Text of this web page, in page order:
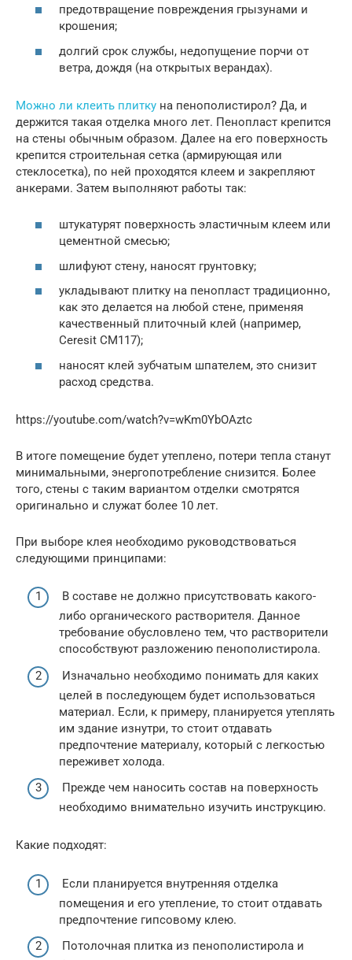
предотвращение повреждения грызунами и
крошения;
долгий срок службы, недопущение порчи от
ветра, дождя (на открытых верандах).
Можно ли клеить плитку на пенополистирол? Да, и
держится такая отделка много лет. Пенопласт крепится
на стены обычным образом. Далее на его поверхность
крепится строительная сетка (армирующая или
стеклосетка), по ней проходятся клеем и закрепляют
анкерами. Затем выполняют работы так:
штукатурят поверхность эластичным клеем или
цементной смесью;
шлифуют стену, наносят грунтовку;
укладывают плитку на пенопласт традиционно,
как это делается на любой стене, применяя
качественный плиточный клей (например,
Ceresit СМ117);
наносят клей зубчатым шпателем, это снизит
расход средства.
https://youtube.com/watch?v=wKm0YbOAztc
В итоге помещение будет утеплено, потери тепла станут
минимальными, энергопотребление снизится. Более
того, стены с таким вариантом отделки смотрятся
оригинально и служат более 10 лет.
При выборе клея необходимо руководствоваться
следующими принципами:
В составе не должно присутствовать какого-
либо органического растворителя. Данное
требование обусловлено тем, что растворители
способствуют разложению пенополистирола.
Изначально необходимо понимать для каких
целей в последующем будет использоваться
материал. Если, к примеру, планируется утеплять
им здание изнутри, то стоит отдавать
предпочтение материалу, который с легкостью
переживет холода.
Прежде чем наносить состав на поверхность
необходимо внимательно изучить инструкцию.
Какие подходят:
Если планируется внутренняя отделка
помещения и его утепление, то стоит отдавать
предпочтение гипсовому клею.
Потолочная плитка из пенополистирола и